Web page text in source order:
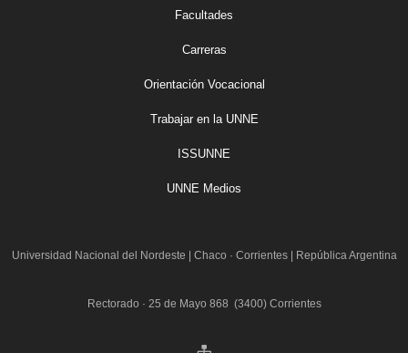
Facultades
Carreras
Orientación Vocacional
Trabajar en la UNNE
ISSUNNE
UNNE Medios
Universidad Nacional del Nordeste Chaco · Corrientes | República Argentina
Rectorado · 25 de Mayo 868 (3400) Corrientes